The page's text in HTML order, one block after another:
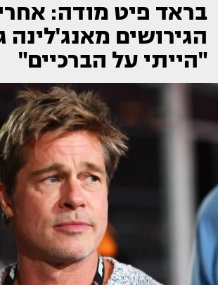
בראד פיט מודה:
הגירושים מאנג'לינה
"הייתי על הברכיים"